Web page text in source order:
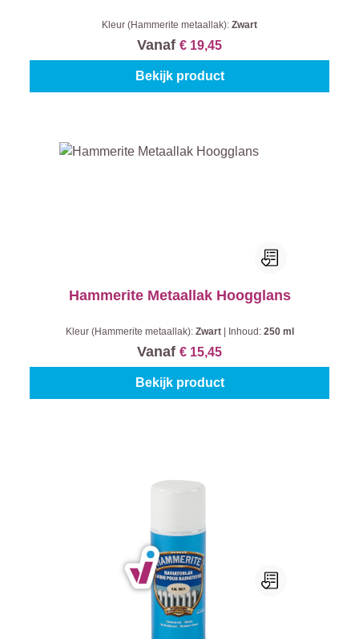
Kleur (Hammerite metaallak): Zwart
Vanaf € 19,45
Bekijk product
Hammerite Metaallak Hoogglans
Kleur (Hammerite metaallak): Zwart Inhoud: 250 ml
Vanaf € 15,45
Bekijk product
Hammerite Radiatorlak Spray